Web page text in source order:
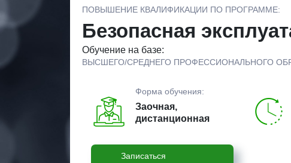
ПОВЫШЕНИЕ КВАЛИФИКАЦИИ ПО ПРОГРАММЕ:
Безопасная
Обучение на базе:
ВЫСШЕГО/СРЕДНЕГО ПРОФЕССИОНАЛЬНОГО
Форма обучения:
Заочная,
дистанционная
Записаться